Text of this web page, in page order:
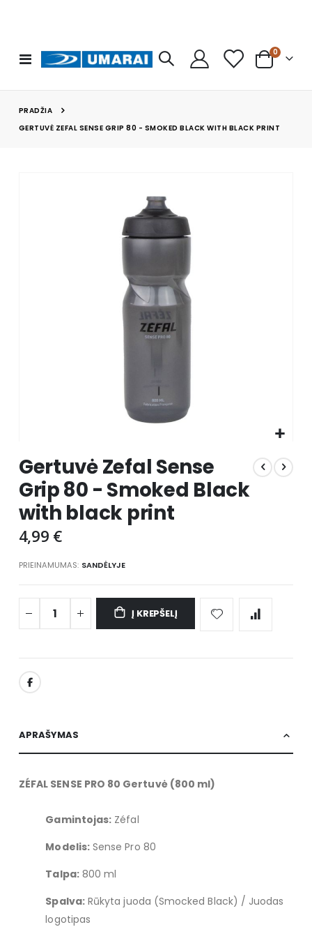
Toggle
Nav
Cart
0prekės
PRADŽIA
GERTUVĖ ZEFAL SENSE GRIP 80 - SMOKED BLACK WITH BLACK PRINT
to
the
beginning
of
the
images
Gertuvė Zefal Sense
Grip 80 - Smoked Black
with black print
4,99 €
PRIEINAMUMAS: SANDĖLYJE
Į KREPŠELĮ
APRAŠYMAS
ZÉFAL SENSE PRO 80 Gertuvė (800 ml)
Gamintojas: Zéfal
Modelis:Sense Pro 80
Talpa:800 ml
Spalva:Rūkyta juoda (Smocked Black) / Juodas
logotipas